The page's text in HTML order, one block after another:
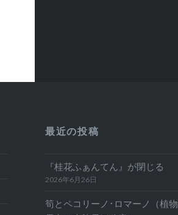
最近の投稿
『桂花ふぁんてん』が閉じる
2026年6月26日
筍とペコリーノ･ロマーノ（植